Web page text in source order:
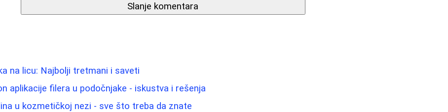
Slanje komentara
na licu: Najbolji tretmani i saveti
aplikacije filera u podočnjake - iskustva i rešenja
u kozmetičkoj nezi - sve što treba da znate